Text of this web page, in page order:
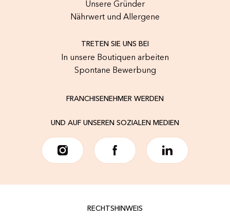
Unsere Gründer
Nährwert und Allergene
TRETEN SIE UNS BEI
In unsere Boutiquen arbeiten
Spontane Bewerbung
FRANCHISENEHMER WERDEN
UND AUF UNSEREN SOZIALEN MEDIEN
RECHTSHINWEIS